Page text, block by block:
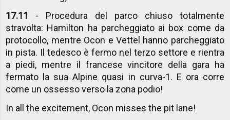
17.11
- Procedura del parco chiuso totalmente
stravolta: Hamilton ha parcheggiato ai box come da
protocollo, mentre Ocon e Vettel hanno parcheggiato
in pista. Il tedesco è fermo nel terzo settore e rientra
a piedi, mentre il francese vincitore della gara ha
fermato la sua Alpine quasi in curva-1. E ora corre
come un ossesso verso la zona podio!
In all the excitement, Ocon misses the pit lane!